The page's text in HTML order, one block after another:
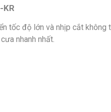
KR
tốc độ lớn và nhịp cắt
nhanh nhất.